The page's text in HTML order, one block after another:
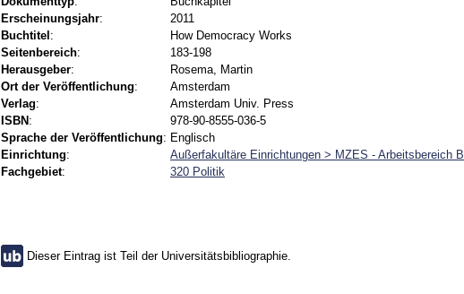
Erscheinungsjahr:
2011
Buchtitel :
How Democracy Works
Seitenbereich:
183-198
Herausgeber:
Rosema, Martin
Ort der Veröffentlichung:
Amsterdam
Verlag:
Amsterdam Univ. Press
ISBN :
978-90-8555-036-5
Sprache der Veröffentlichung: Englisch
Einrichtung:
Außerfakultäre Einrichtungen > MZES - Arbeitsbereich B
Fachgebiet: 320 Politik
Dieser Eintrag ist Teil der Universitätsbibliographie.